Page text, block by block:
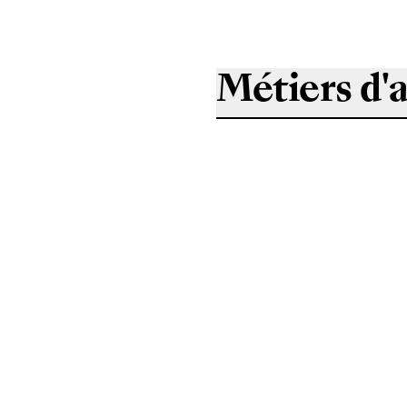
Métiers